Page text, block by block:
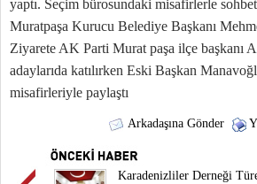
yaptı. Seçim bürosundaki misafirlerle
Muratpaşa Kurucu Belediye Başkanı
Ziyarete AK Parti Murat paşa ilçe başkanı
adaylarıda katılırken Eski Başkan
misafirleriyle paylaştı
Arkadaşına Gönder
Karadenizliler Derneği